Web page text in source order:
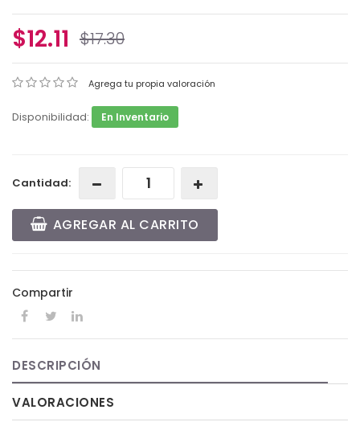
$12.11 $17.30
Agrega tu propia valoración
Disponibilidad: En Inventario
Cantidad:
AGREGAR AL CARRITO
Compartir
DESCRIPCIÓN
VALORACIONES